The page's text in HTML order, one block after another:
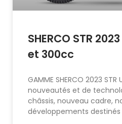
SHERCO STR
et 300cc
GAMME SHERCO 2023
nouveautés et de
châssis, nouveau cadre,
développements destinés